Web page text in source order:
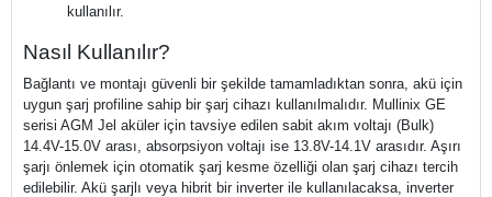
kullanılır.
Nasıl Kullanılır?
Bağlantı ve montajı güvenli bir şekilde tamamladıktan sonra, akü için
uygun şarj profiline sahip bir şarj cihazı kullanılmalıdır. Mullinix GE
serisi AGM Jel aküler için tavsiye edilen sabit akım voltajı (Bulk)
14.4V-15.0V arası, absorpsiyon voltajı ise 13.8V-14.1V arasıdır. Aşırı
şarjı önlemek için otomatik şarj kesme özelliği olan şarj cihazı tercih
edilebilir. Akü şarjlı veya hibrit bir inverter ile kullanılacaksa, inverter